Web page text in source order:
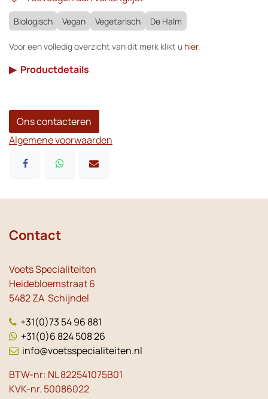
Biologisch Vegan Vegetarisch De Halm
Voor een volledig overzicht van dit merk klikt u hier.
▶ Productdetails
Ons contacteren
Algemene voorwaarden
Contact
Voets Specialiteiten
Heidebloemstraat 6
5482 ZA Schijndel
+31(0)73 54 96 881
+31(0)6 824 508 26
info@voetsspecialiteiten.nl
BTW-nr: NL 822541075B01
KVK-nr. 50086022